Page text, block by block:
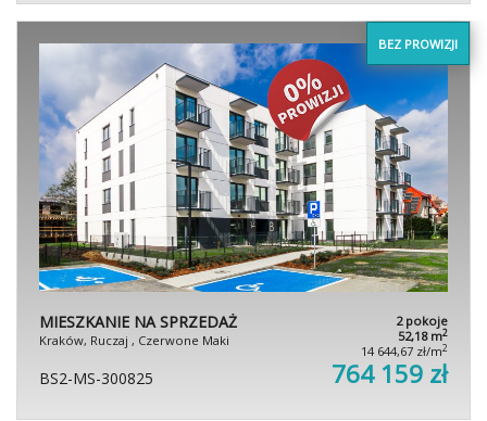
BEZ PROWIZJI
MIESZKANIE NA SPRZEDAŻ
Kraków, Ruczaj , Czerwone Maki
2 pokoje
52,18 m2
14 644,67 zł/m2
BS2-MS-300825 764 159 zł